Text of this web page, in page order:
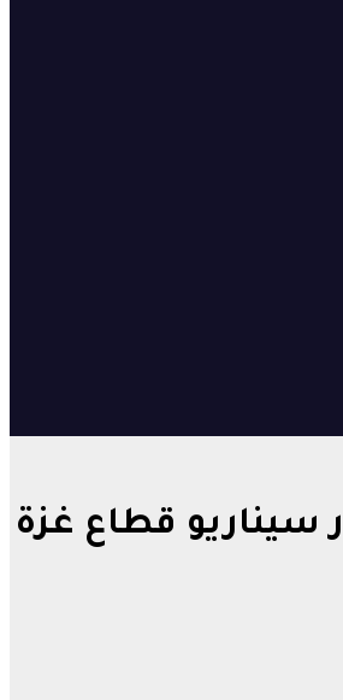
سيناريو قطاع غزة